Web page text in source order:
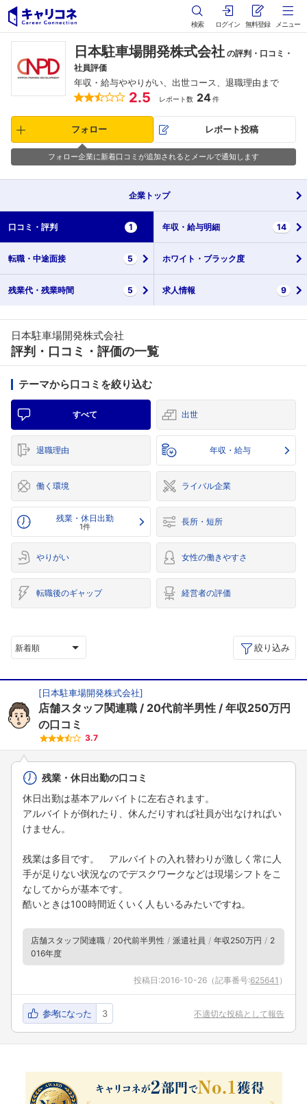
検索 ログイン 無料登録 メニュー
日本駐車場開発株式会社 の評判・口コミ・
社員評価
年収・給与ややりがい、出世コース、退職理由まで
2.5 レポート数 24件
フォロー レポート投稿
フォロー企業に新着口コミが追加されるとメールで通知します
企業 トップ
口コミ・ 評判 1 年収・ 給与明細 14
転職・ 中途面接 5 ホワイト・ ブラック度
残業代・ 残業時間 5 求人情報 9
日本駐車場開発株式会社
評判・口コミ・評価の一覧
テーマから口コミを絞り込む
すべて 出世
退職理由 年収・給与
働く環境 ライバル企業
残業・休日出勤
1件 長所・短所
やりがい 女性の働きやすさ
転職後のギャップ 経営者の評価
新着順 絞り込み
[日本駐車場開発株式会社]
店舗スタッフ関連職 20代前半男性
年収250万円
の口コミ
3.7
残業・休日出勤の口コミ
休日出勤は基本アルバイトに左右されます。
アルバイトが倒れたり、休んだりすれば社員が出なければい
けません。
残業は多目です。 アルバイトの入れ替わりが激しく常に人
手が足りない状況なのでデスクワークなどは現場シフトをこ
なしてからが基本です。
酷いときは100時間近くいく人もいるみたいですね。
店舗スタッフ関連職 20代前半男性 派遣社員 年収250万円
2
016年度
投稿日:2016-10-26 （記事番号:625641 ）
参考になった 3 不適切な投稿として報告